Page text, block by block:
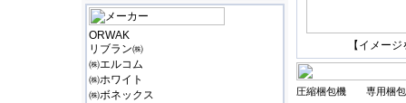
ORWAK
リブラン㈱
㈱エルコム
㈱ホワイト
㈱ボネックス
【イメー
圧縮梱包機 専用梱包